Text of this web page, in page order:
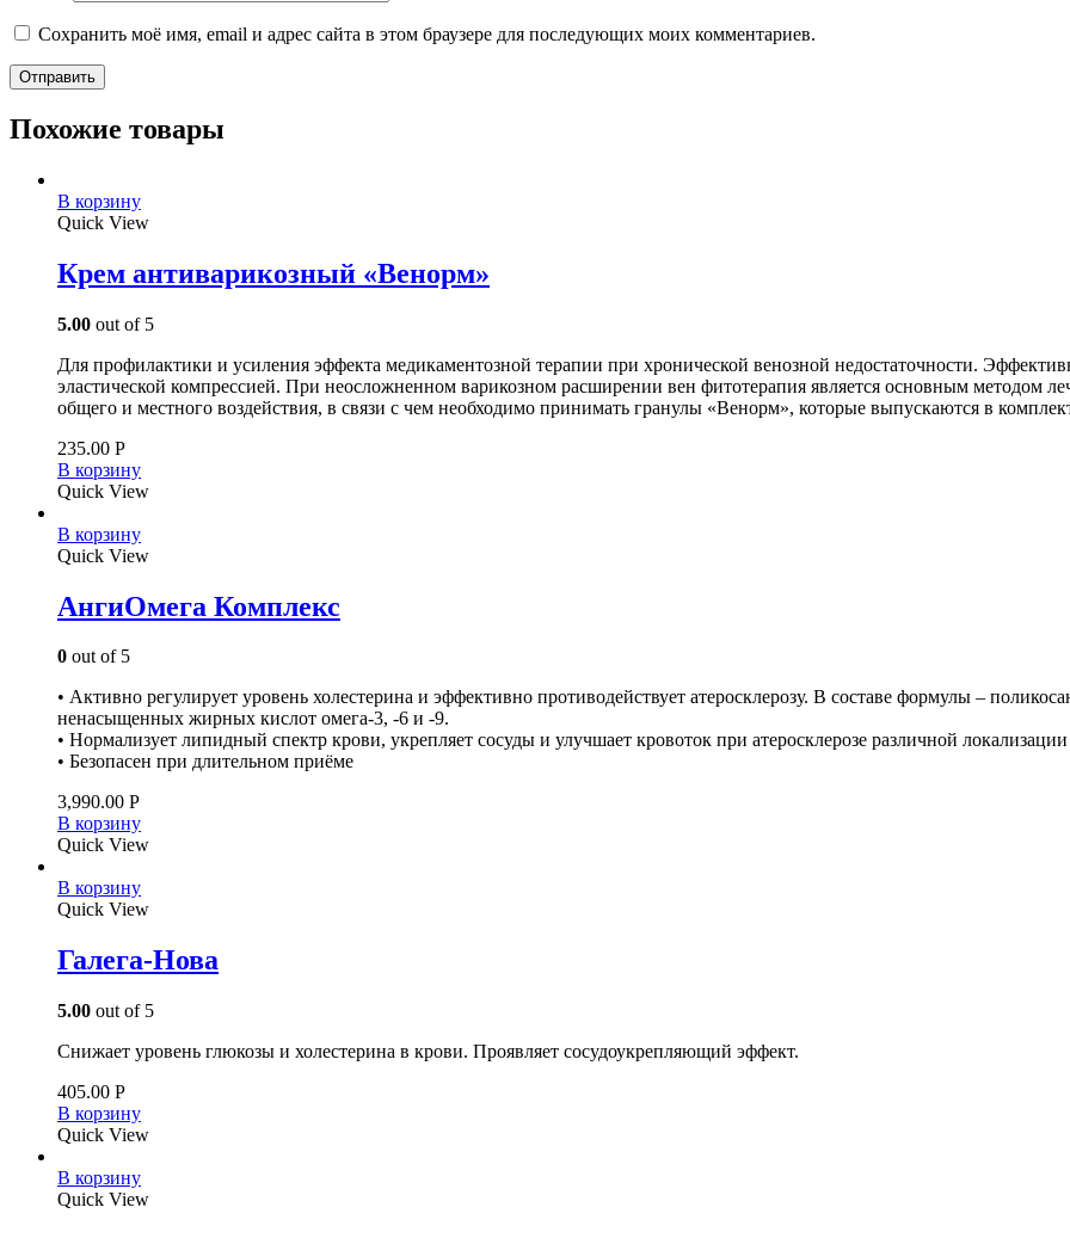
Сохранить моё имя, email и адрес сайта в этом браузере для последующих моих комментариев.
Похожие товары
В корзину
Quick View
Крем антиварикозный «Венорм»
5.00 out of 5
Для профилактики и усиления эффекта медикаментозной терапии при хронической венозной недостаточности.
эластической компрессией. При неосложненном варикозном расширении вен фитотерапия является основным методом
общего и местного воздействия, в связи с чем необходимо принимать гранулы «Венорм», которые выпускаются в
235.00 Р
В корзину
Quick View
В корзину
Quick View
АнгиОмега Комплекс
0 out of 5
• Активно регулирует уровень холестерина и эффективно противодействует атеросклерозу. В составе формулы –
ненасыщенных жирных кислот омега-3, -6 и -9.
• Нормализует липидный спектр крови, укрепляет сосуды и улучшает кровоток при атеросклерозе различной
• Безопасен при длительном приёме
3,990.00 Р
В корзину
Quick View
В корзину
Quick View
Галега-Нова
5.00 out of 5
Снижает уровень глюкозы и холестерина в крови. Проявляет сосудоукрепляющий эффект.
405.00 Р
В корзину
Quick View
В корзину
Quick View